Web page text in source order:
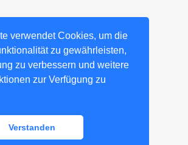
verwendet Cookies, um die
zu gewährleisten,
zu verbessern und weitere
zur Verfügung zu
Verstanden